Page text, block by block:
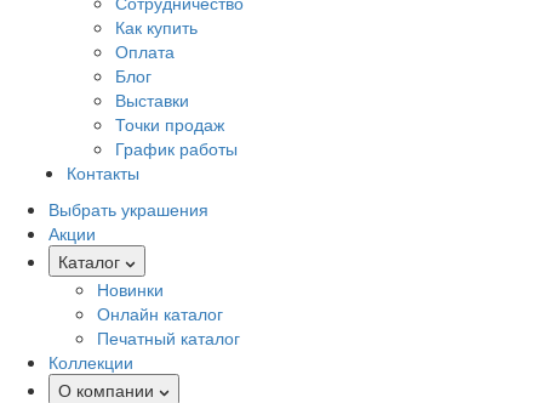
Как купить
Оплата
Блог
Выставки
Точки продаж
График работы
Контакты
Выбрать украшения
Акции
Каталог
Новинки
Онлайн каталог
Печатный каталог
Коллекции
О компании